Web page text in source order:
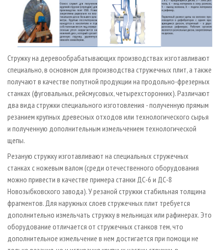
Стружку на деревообрабатывающих производствах изготавливают
специально, в основном для производства стружечных плит, а также
получают в качестве попутной продукции на продольно­-фрезерных
станках (фуговальных, рейсмусовых, четырехсторонних). Различают
два вида стружки специального изготовления - полученную прямым
резанием крупных древесных отходов или технологического сырья
и полученную дополнительным измельчением технологической
щепы.
Резаную стружку изготавливают на специальных стружечных
станках с ножевым валом (среди отечественного оборудования
можно привести в качестве примера станки ДС­-6 и ДС­-8
Новозыбковского завода). У резаной стружки стабильная толщина
фрагментов. Для наружных слоев стружечных плит требуется
дополнительно измельчать стружку в мельницах или рафинерах. Это
оборудование отличается от стружечных станков тем, что
дополнительное измельчение в нем достигается при помощи не